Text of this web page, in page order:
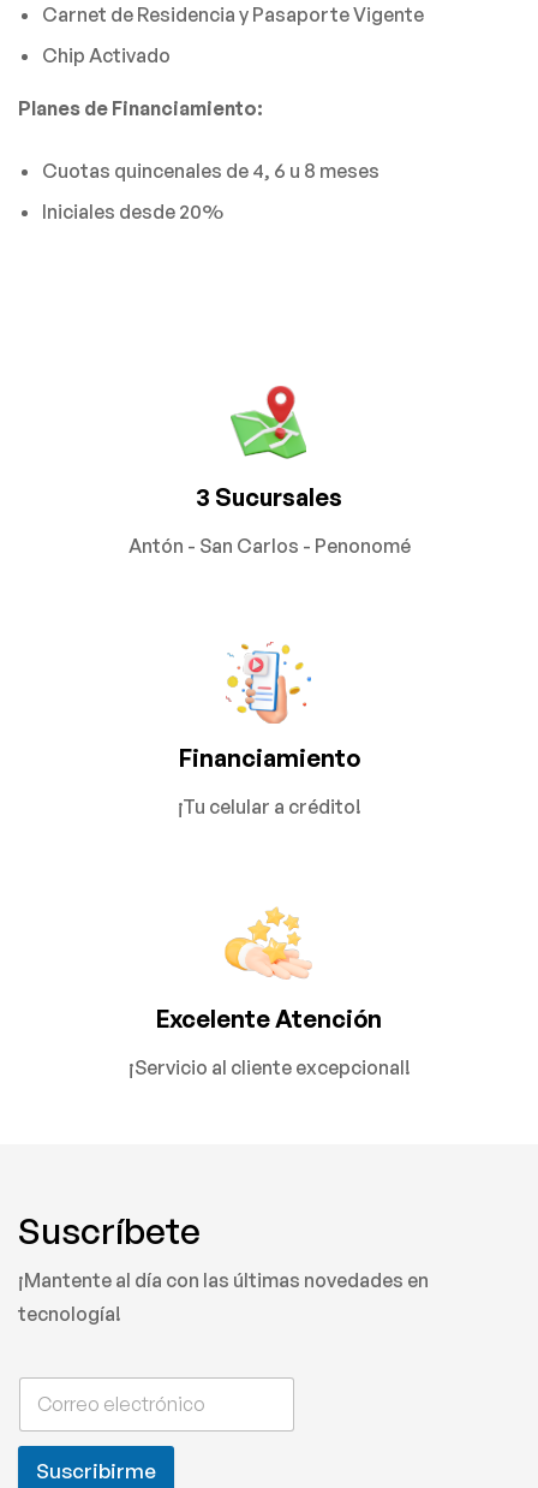
Carnet de Residencia y Pasaporte Vigente
Chip Activado
Planes de Financiamiento:
Cuotas quincenales de 4, 6 u 8 meses
Iniciales desde 20%
3 Sucursales
Antón - San Carlos - Penonomé
Financiamiento
¡Tu celular a crédito!
Excelente Atención
¡Servicio al cliente excepcional!
Suscríbete
¡Mantente al día con las últimas novedades en
tecnología!
Suscribirme